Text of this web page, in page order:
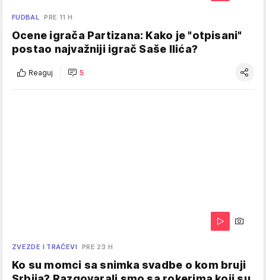
FUDBAL PRE 11 H
Ocene igrača Partizana: Kako je "otpisani"
postao najvažniji igrač Saše Ilića?
Reaguj 5
ZVEZDE I TRAČEVI PRE 23 H
Ko su momci sa snimka svadbe o kom bruji